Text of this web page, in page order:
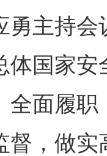
勇主持
体国家
全面履
督，做